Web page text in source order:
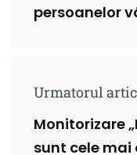
persoanelor
Urmatorul
Monitorizare
sunt cele mai